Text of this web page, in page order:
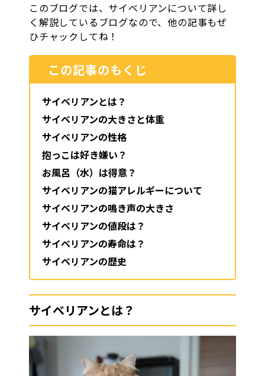
このブログでは、サイベリアンについて詳し
く解説しているブログなので、他の記事もぜ
ひチャックしてね！
この記事のもくじ
サイベリアンとは？
サイベリアンの大きさと体重
サイベリアンの性格
抱っこは好き嫌い？
お風呂（水）は得意？
サイベリアンの猫アレルギーについて
サイベリアンの鳴き声の大きさ
サイベリアンの値段は？
サイベリアンの寿命は？
サイベリアンの歴史
サイベリアンとは？